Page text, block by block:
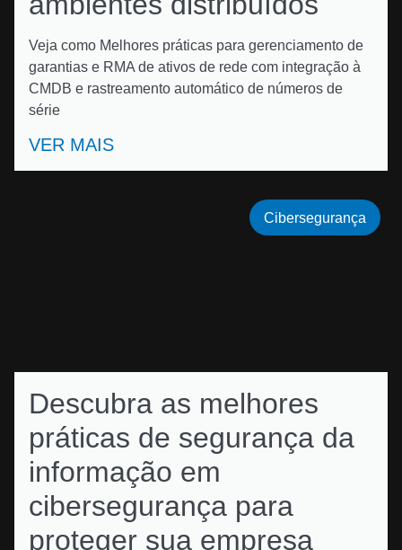
Veja como Melhores práticas para gerenciamento de
garantias e RMA de ativos de rede com integração à
CMDB e rastreamento automático de números de
série
VER MAIS
Descubra as melhores
práticas de segurança da
informação em
cibersegurança para
proteger sua empresa
Cibersegurança